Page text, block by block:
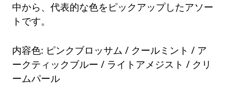
中から、代表的な色をピックアップしたアソー
トです。
内容色: ピンクブロッサム / クールミント / ア
ークティックブルー / ライトアメジスト / クリ
ームパール